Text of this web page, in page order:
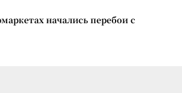
начались перебои с